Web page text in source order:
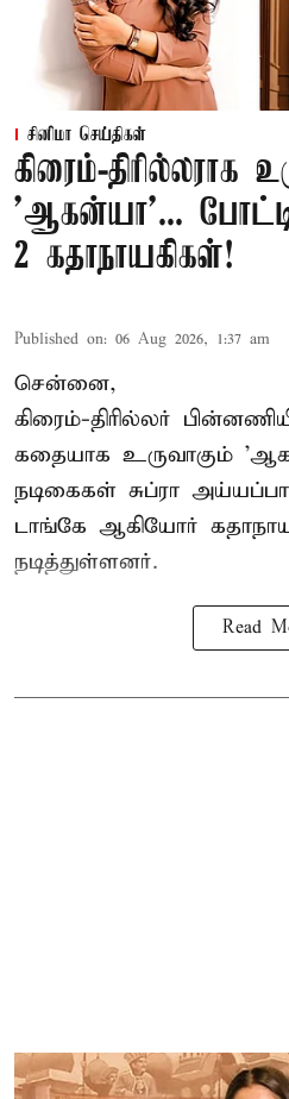
சினிமா செய்திகள்
கிரைம்-திரில்லராக
'ஆகன்யா'...
2 கதாநாயகிகள்!
Published on: 06 Aug 2026, 1:37 am
சென்னை,
கிரைம்-திரில்லர்
கதையாக உருவாகும்
நடிகைகள் சுப்ரா அய்யப்பா
டாங்கே ஆகியோர்
நடித்துள்ளனர்.
Read